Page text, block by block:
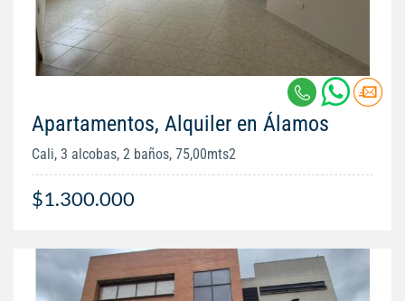
Apartamentos, Alquiler en Álamos
Cali, 3 alcobas, 2 baños, 75,00mts2
$1.300.000